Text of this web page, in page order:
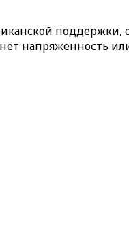
напряженность